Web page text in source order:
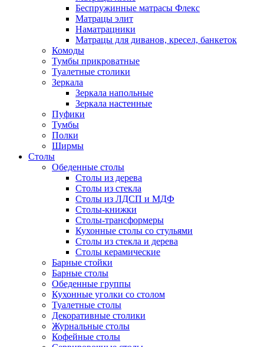
Беспружинные матрасы Флекс
Матрацы элит
Наматрацники
Матрацы для диванов, кресел, банкеток
Комоды
Тумбы прикроватные
Туалетные столики
Зеркала
Зеркала напольные
Зеркала настенные
Пуфики
Тумбы
Полки
Ширмы
Столы
Обеденные столы
Столы из дерева
Столы из стекла
Столы из ЛДСП и МДФ
Столы-книжки
Столы-трансформеры
Кухонные столы со стульями
Столы из стекла и дерева
Столы керамические
Барные стойки
Барные столы
Обеденные группы
Кухонные уголки со столом
Туалетные столы
Декоративные столики
Журнальные столы
Кофейные столы